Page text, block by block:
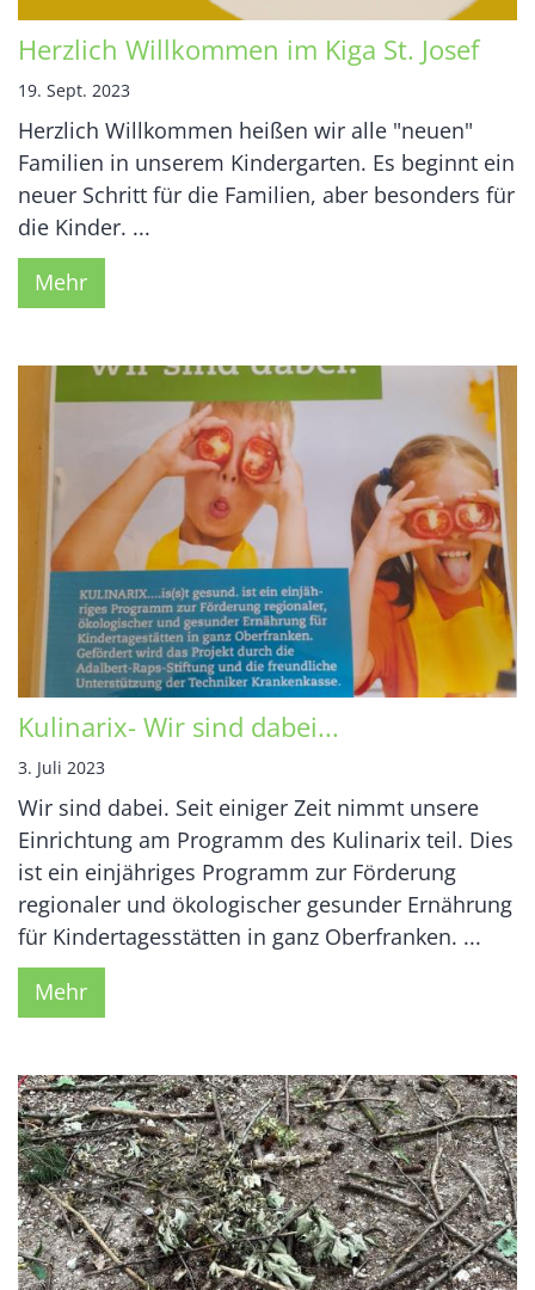
Herzlich Willkommen im Kiga St. Josef
19. Sept. 2023
Herzlich Willkommen heißen wir alle "neuen"
Familien in unserem Kindergarten. Es beginnt ein
neuer Schritt für die Familien, aber besonders für
die Kinder. ...
Mehr
Kulinarix- Wir sind dabei...
3. Juli 2023
Wir sind dabei. Seit einiger Zeit nimmt unsere
Einrichtung am Programm des Kulinarix teil. Dies
ist ein einjähriges Programm zur Förderung
regionaler und ökologischer gesunder Ernährung
für Kindertagesstätten in ganz Oberfranken. ...
Mehr